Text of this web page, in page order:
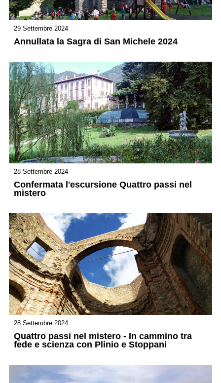
29 Settembre 2024
Annullata la Sagra di San Michele 2024
28 Settembre 2024
Confermata l'escursione Quattro passi nel
mistero
28 Settembre 2024
Quattro passi nel mistero - In cammino tra
fede e scienza con Plinio e Stoppani